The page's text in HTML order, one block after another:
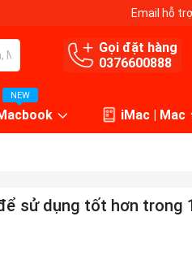
Email hỗ
Gọi đặt hàng
0376600888
NEW
iMac | Mac
sử dụng tốt hơn trong